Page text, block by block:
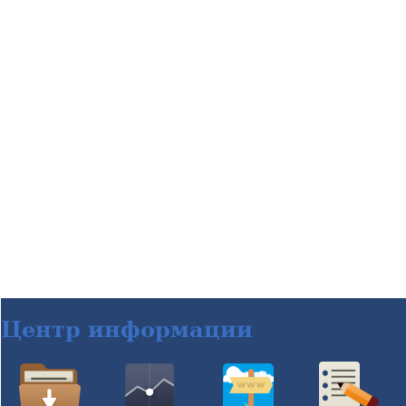
Центр информации